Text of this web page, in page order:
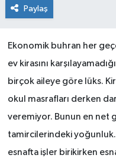
Paylaş
Ekonomik buhran her
ev kirasını
birçok aileye göre lüks.
okul masrafları derken
veremiyor. Bunun en net
tamircilerindeki yoğunluk.
esnafta işler birikirken